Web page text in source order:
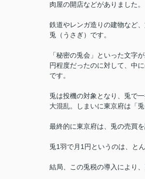
肉屋の開店などがありました。
鉄道やレンガ造りの建物など
兎（うさぎ）です。
「秘密の兎会」といった文字
円程度だったのに対して、中
です。
兎は投機の対象となり、兎で
大混乱。しまいに東京府は「
最終的に東京府は、兎の売買
兎1羽で月1円というのは、と
結局、この兎税の導入により